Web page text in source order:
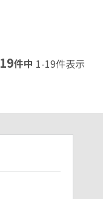
19件中 1-19件表示